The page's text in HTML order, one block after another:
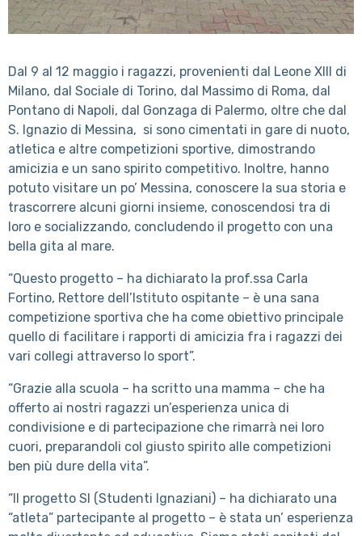
Dal 9 al 12 maggio i ragazzi, provenienti dal Leone XIII di
Milano, dal Sociale di Torino, dal Massimo di Roma, dal
Pontano di Napoli, dal Gonzaga di Palermo, oltre che dal
S. Ignazio di Messina, si sono cimentati in gare di nuoto,
atletica e altre competizioni sportive, dimostrando
amicizia e un sano spirito competitivo. Inoltre, hanno
potuto visitare un po’ Messina, conoscere la sua storia e
trascorrere alcuni giorni insieme, conoscendosi tra di
loro e socializzando, concludendo il progetto con una
bella gita al mare.
“Questo progetto – ha dichiarato la prof.ssa Carla
Fortino, Rettore dell’Istituto ospitante – è una sana
competizione sportiva che ha come obiettivo principale
quello di facilitare i rapporti di amicizia fra i ragazzi dei
vari collegi attraverso lo sport”.
“Grazie alla scuola – ha scritto una mamma – che ha
offerto ai nostri ragazzi un’esperienza unica di
condivisione e di partecipazione che rimarrà nei loro
cuori, preparandoli col giusto spirito alle competizioni
ben più dure della vita”.
“Il progetto SI (Studenti Ignaziani) – ha dichiarato una
“atleta” partecipante al progetto – è stata un’ esperienza